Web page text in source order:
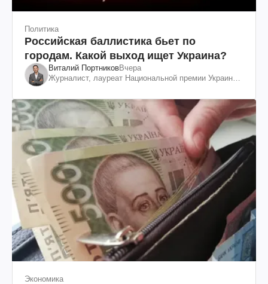
Политика
Российская баллистика бьет по
городам. Какой выход ищет Украина?
Виталий ПортниковВчера
Журналист, лауреат Национальной премии Украины
Экономика